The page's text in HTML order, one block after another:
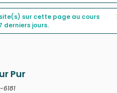
Pur
sur cette page au cours
derniers jours.